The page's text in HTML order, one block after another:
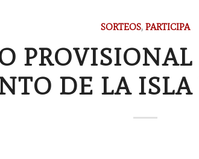
SORTEOS, PARTICIPA
PROVISIONAL
DE LA ISLA